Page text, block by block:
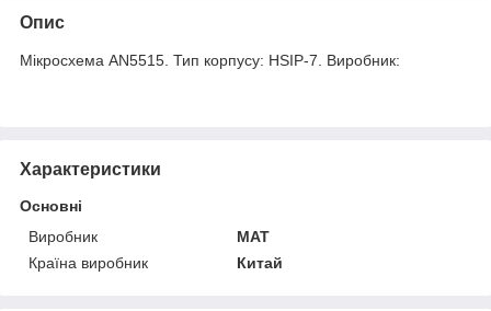
Опис
Мікросхема AN5515. Тип корпусу: HSIP-7. Виробник:
Характеристики
Основні
Виробник
MAT
Країна виробник
Китай